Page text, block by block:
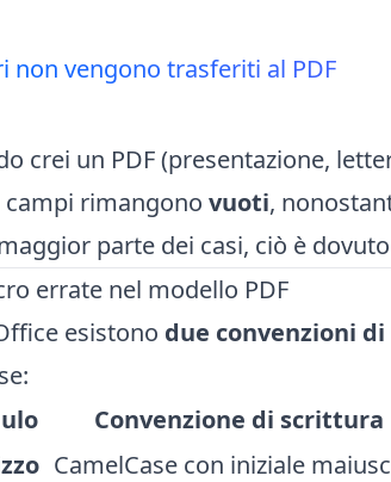
non vengono trasferiti al PDF
crei un PDF (presentazione,
campi rimangono vuoti,
parte dei casi, ciò è
errate nel modello PDF
esistono due convenzioni
Convenzione di scrittura
CamelCase con iniziale